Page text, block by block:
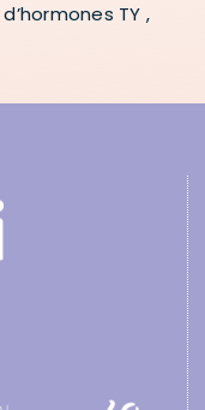
d’hormones TY ,